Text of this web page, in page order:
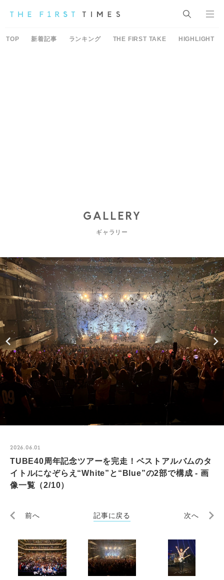
TOP 新着記事 ランキング THE FIRST TAKE HIGHLIGHT
GALLERY
ギャラリー
2026.06.01
TUBE40周年記念ツアーを完走！ベストアルバムのタ
イトルになぞらえ“White”と“Blue”の2部で構成 - 画
像一覧（2/10）
前へ 記事に戻る 次へ